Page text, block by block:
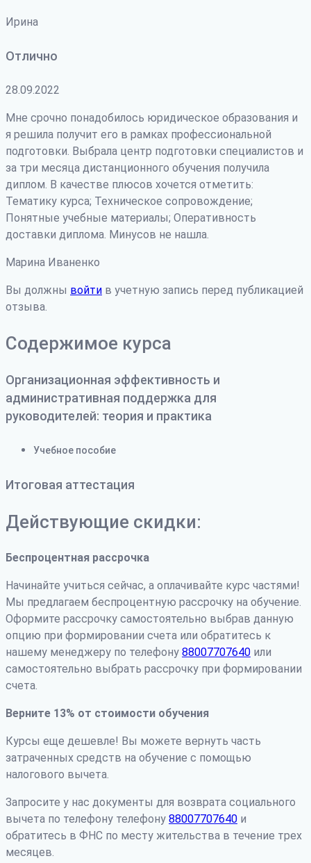
Ирина
Отлично
28.09.2022
Мне срочно понадобилось юридическое образования и
я решила получит его в рамках профессиональной
подготовки. Выбрала центр подготовки специалистов и
за три месяца дистанционного обучения получила
диплом. В качестве плюсов хочется отметить:
Тематику курса; Техническое сопровождение;
Понятные учебные материалы; Оперативность
доставки диплома. Минусов не нашла.
Марина Иваненко
Вы должны войти в учетную запись перед публикацией
отзыва.
Содержимое курса
Организационная эффективность и
административная поддержка для
руководителей: теория и практика
Учебное пособие
Итоговая аттестация
Действующие скидки:
Беспроцентная рассрочка
Начинайте учиться сейчас, а оплачивайте курс частями!
Мы предлагаем беспроцентную рассрочку на обучение.
Оформите рассрочку самостоятельно выбрав данную
опцию при формировании счета или обратитесь к
нашему менеджеру по телефону 88007707640 или
самостоятельно выбрать рассрочку при формировании
счета.
Верните 13% от стоимости обучения
Курсы еще дешевле! Вы можете вернуть часть
затраченных средств на обучение с помощью
налогового вычета.
Запросите у нас документы для возврата социального
вычета по телефону телефону 88007707640 и
обратитесь в ФНС по месту жительства в течение трех
месяцев.